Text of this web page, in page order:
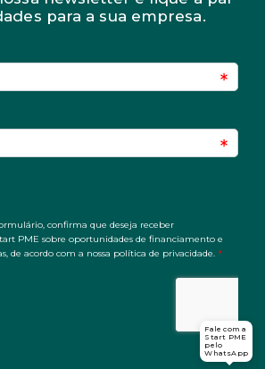
para a sua empresa.
Fale com a
Start PME
pelo
WhatsApp